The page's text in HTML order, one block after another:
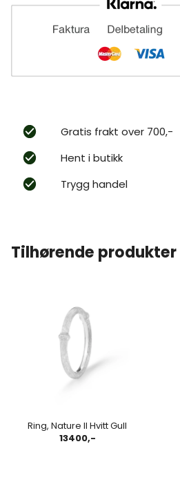
Gratis frakt over 700,-
Hent i butikk
Trygg handel
Tilhørende produkter
Ring, Nature II Hvitt Gull
13400,-